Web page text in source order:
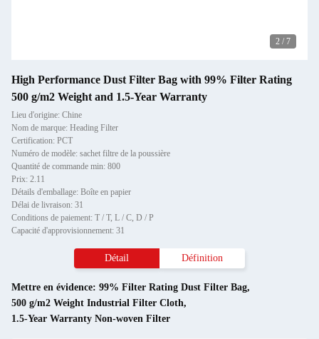
2 / 7
High Performance Dust Filter Bag with 99% Filter Rating
500 g/m2 Weight and 1.5-Year Warranty
Lieu d'origine: Chine
Nom de marque: Heading Filter
Certification: PCT
Numéro de modèle: sachet filtre de la poussière
Quantité de commande min: 800
Prix: 2.11
Détails d'emballage: Boîte en papier
Délai de livraison: 31
Conditions de paiement: T / T, L / C, D / P
Capacité d'approvisionnement: 31
Détail Définition
Mettre en évidence: 99% Filter Rating Dust Filter Bag,
500 g/m2 Weight Industrial Filter Cloth,
1.5-Year Warranty Non-woven Filter